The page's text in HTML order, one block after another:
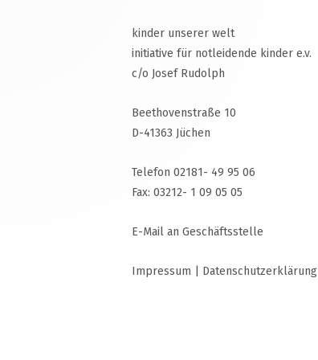
kinder unserer welt
initiative für notleidende kinder e.v.
c/o Josef Rudolph
Beethovenstraße 10
D-41363 Jüchen
Telefon 02181- 49 95 06
Fax: 03212- 1 09 05 05
E-Mail an Geschäftsstelle
Impressum Datenschutzerklärung